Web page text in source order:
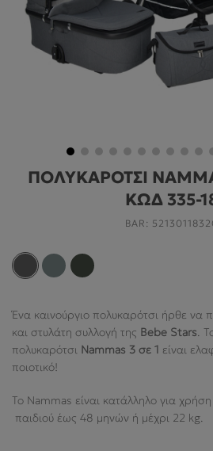
ΓΙΑ ΤΟ ΑΥΤΟΚΙΝΗΤΟ
ΓΙΑ ΤΗΝ ΥΓΙΕΙΝΉ & ΤΟ
ΦΑΓΗΤΌ
ΠΡΟΣΦΟΡΕΣ
B2B
Ο ΛΟΓΑΡΙΑΣΜΌΣ ΜΟΥ
ABOUT US
ΠΛΗΡΟΦΟΡΙΕΣ
ΠΟΛΥΚΑΡΟΤΣΙ
ΚΩΔ 335-
BAR:
Ένα καινούργιο πολυκαρότσι ήρθε να
και στυλάτη συλλογή της Bebe Stars.
πολυκαρότσι Nammas 3 σε 1 είναι
ποιοτικό!
Το Nammas είναι κατάλληλο για
παιδιού έως 48 μηνών ή μέχρι 22 kg.